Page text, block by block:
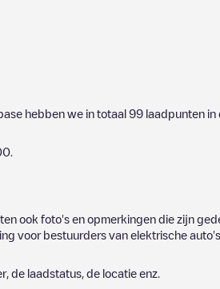
hebben we in totaal 99 laadpunten in
ook foto's en opmerkingen die zijn
voor bestuurders van elektrische
de laadstatus, de locatie enz.